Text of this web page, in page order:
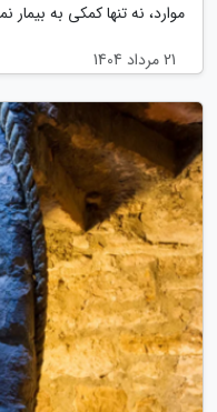
موارد، نه تنها کمکی به
21 مرداد 1404